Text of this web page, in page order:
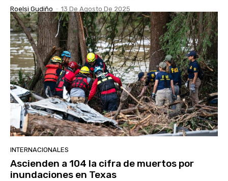
Roelsi Gudiño - 13 De Agosto De 2025
INTERNACIONALES
Ascienden a 104 la cifra de muertos por
inundaciones en Texas